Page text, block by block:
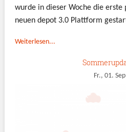
wurde in dieser Woche die erste
neuen depot 3.0 Plattform
Weiterlesen...
Fr., 01.